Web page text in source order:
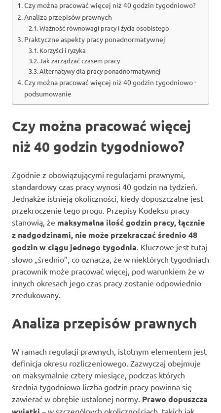
Czy można pracować więcej niż 40 godzin tygodniowo?
Analiza przepisów prawnych
Ważność równowagi pracy i życia osobistego
Praktyczne aspekty pracy ponadnormatywnej
Korzyści i ryzyka
Jak zarządzać czasem pracy
Alternatywy dla pracy ponadnormatywnej
Czy można pracować więcej niż 40 godzin tygodniowo -
podsumowanie
Czy można pracować więcej
niż 40 godzin tygodniowo?
Zgodnie z obowiązującymi regulacjami prawnymi,
standardowy czas pracy wynosi 40 godzin na tydzień.
Jednakże istnieją okoliczności, kiedy dopuszczalne jest
przekroczenie tego progu. Przepisy Kodeksu pracy
stanowią, że maksymalna ilość godzin pracy, łącznie
z nadgodzinami, nie może przekraczać średnio 48
godzin w ciągu jednego tygodnia. Kluczowe jest tutaj
słowo „średnio”, co oznacza, że w niektórych tygodniach
pracownik może pracować więcej, pod warunkiem że w
innych okresach jego czas pracy zostanie odpowiednio
zredukowany.
Analiza przepisów prawnych
W ramach regulacji prawnych, istotnym elementem jest
definicja okresu rozliczeniowego. Zazwyczaj obejmuje
on maksymalnie cztery miesiące, podczas których
średnia tygodniowa liczba godzin pracy powinna się
zawierać w obrębie ustalonej normy. Prawo dopuszcza